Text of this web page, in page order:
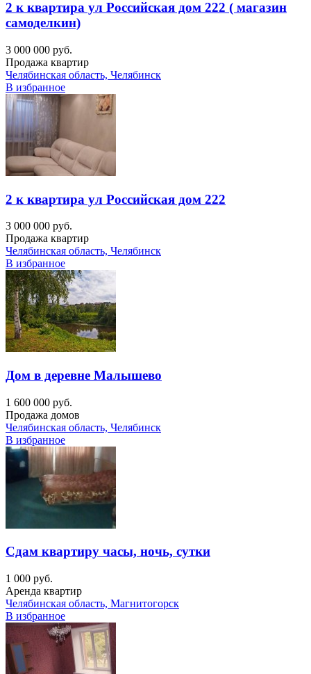
2 к квартира ул Российская дом 222 ( магазин
самоделкин)
3 000 000 руб.
Продажа квартир
Челябинская область, Челябинск
В избранное
2 к квартира ул Российская дом 222
3 000 000 руб.
Продажа квартир
Челябинская область, Челябинск
В избранное
Дом в деревне Малышево
1 600 000 руб.
Продажа домов
Челябинская область, Челябинск
В избранное
Сдам квартиру часы, ночь, сутки
1 000 руб.
Аренда квартир
Челябинская область, Магнитогорск
В избранное